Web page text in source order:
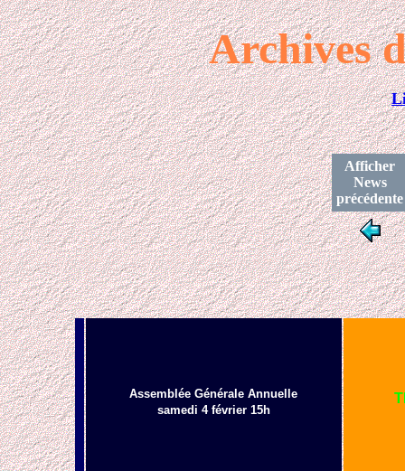
Archives
Afficher
News
précédente
Assemblée Générale Annuelle
samedi 4 février 15h